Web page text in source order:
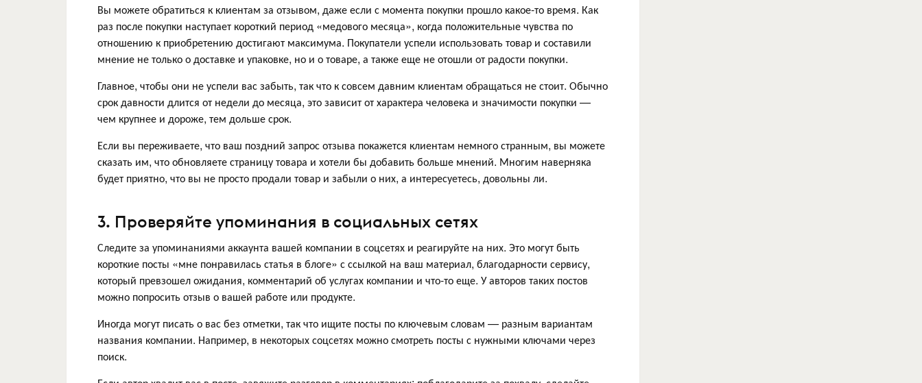
Вы можете обратиться к клиентам за отзывом, даже если с момента покупки прошло какое-то время. Как
раз после покупки наступает короткий период «медового месяца», когда положительные чувства по
отношению к приобретению достигают максимума. Покупатели успели использовать товар и составили
мнение не только о доставке и упаковке, но и о товаре, а также еще не отошли от радости покупки.
Главное, чтобы они не успели вас забыть, так что к совсем давним клиентам обращаться не стоит. Обычно
срок давности длится от недели до месяца, это зависит от характера человека и значимости покупки —
чем крупнее и дороже, тем дольше срок.
Если вы переживаете, что ваш поздний запрос отзыва покажется клиентам немного странным, вы можете
сказать им, что обновляете страницу товара и хотели бы добавить больше мнений. Многим наверняка
будет приятно, что вы не просто продали товар и забыли о них, а интересуетесь, довольны ли.
3. Проверяйте упоминания в социальных сетях
Следите за упоминаниями аккаунта вашей компании в соцсетях и реагируйте на них. Это могут быть
короткие посты «мне понравилась статья в блоге» с ссылкой на ваш материал, благодарности сервису,
который превзошел ожидания, комментарий об услугах компании и что-то еще. У авторов таких постов
можно попросить отзыв о вашей работе или продукте.
Иногда могут писать о вас без отметки, так что ищите посты по ключевым словам — разным вариантам
названия компании. Например, в некоторых соцсетях можно смотреть посты с нужными ключами через
поиск.